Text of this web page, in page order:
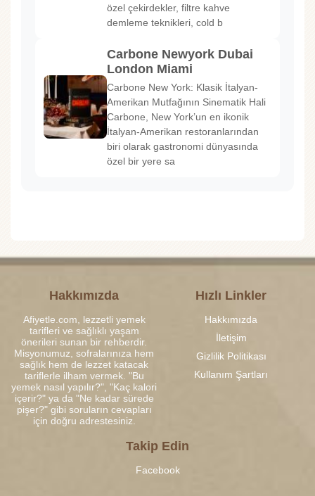
özel çekirdekler, filtre kahve
demleme teknikleri, cold b
Carbone Newyork Dubai
London Miami
Carbone New York: Klasik İtalyan-
Amerikan Mutfağının Sinematik Hali
Carbone, New York’un en ikonik
İtalyan-Amerikan restoranlarından
biri olarak gastronomi dünyasında
özel bir yere sa
Hakkımızda
Afiyetle.com, lezzetli yemek
tarifleri ve sağlıklı yaşam
önerileri sunan bir rehberdir.
Misyonumuz, sofralarınıza hem
sağlık hem de lezzet katacak
tariflerle ilham vermek. "Bu
yemek nasıl yapılır?", "Kaç kalori
içerir?" ya da "Ne kadar sürede
pişer?" gibi soruların cevapları
için doğru adrestesiniz.
Hızlı Linkler
Hakkımızda
İletişim
Gizlilik Politikası
Kullanım Şartları
Takip Edin
Facebook